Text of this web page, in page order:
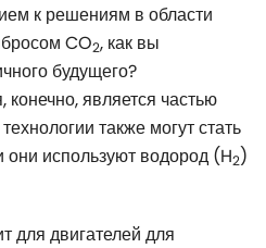
к решениям в области
CO2, как вы
будущего?
является частью
также могут стать
они используют водород (H2)
для двигателей для